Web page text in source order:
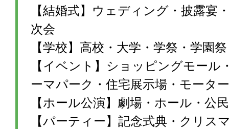
【結婚式】ウェディング・披露宴
次会
【学校】高校・大学・学祭・学園
【イベント】ショッピングモール
ーマパーク・住宅展示場・モータ
【ホール公演】劇場・ホール・公
【パーティー】記念式典・クリス